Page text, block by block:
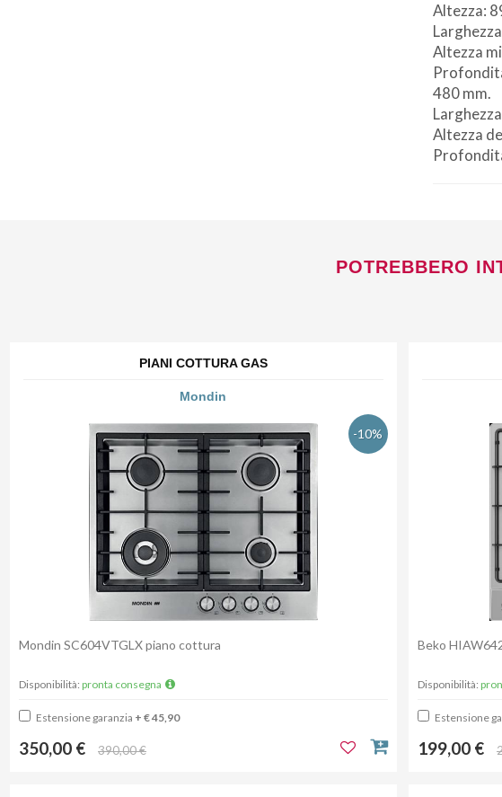
Altezza:
Altezza
480 mm.
Altezza
POTREBBERO
PIANI COTTURA GAS
Mondin
-10%
Mondin SC604VTGLX piano cottura
Disponibilità: pronta consegna
Estensione garanzia + € 45,90
350,00 € 390,00 €
Beko
Disponibilità:
Estensione
199,00 €